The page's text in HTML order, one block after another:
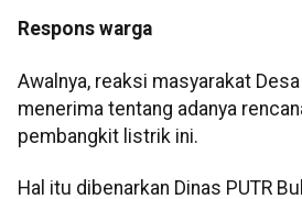
Respons warga
Awalnya, reaksi masyarakat
menerima tentang adanya
pembangkit listrik ini.
Hal itu dibenarkan Dinas PUTR